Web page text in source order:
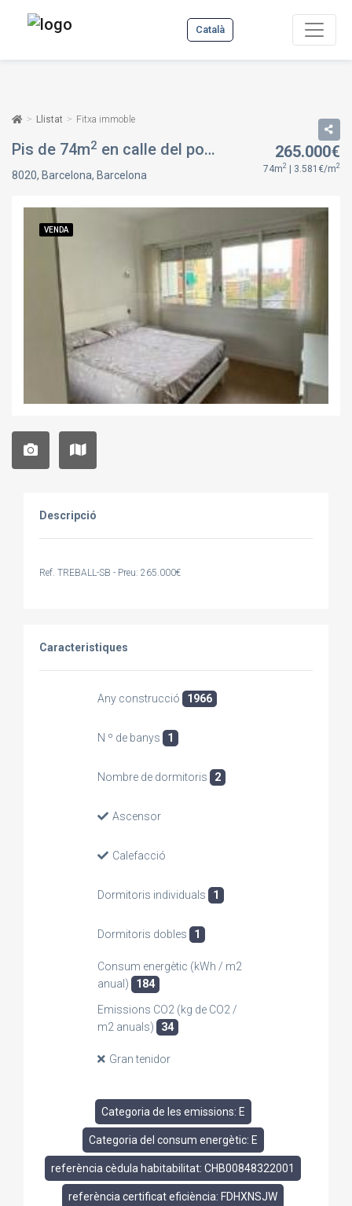
Català
Llistat Fitxa immoble
Pis de 74m2 en calle del pont del treball digne, en Barcelona, Sant Martí, Barcelona
8020, Barcelona, Barcelona
265.000€
74m2 | 3.581€/m2
VENDA
Descripció
Ref. TREBALL-SB - Preu: 265.000€
Caracteristiques
Any construcció 1966
N º de banys 1
Nombre de dormitoris 2
Ascensor
Calefacció
Dormitoris individuals 1
Dormitoris dobles 1
Consum energètic (kWh / m2
anual)
184
Emissions CO2 (kg de CO2 /
m2 anuals)
34
Gran tenidor
Categoria de les emissions: E
Categoria del consum energètic: E
referència cèdula habitabilitat: CHB00848322001
referència certificat eficiència: FDHXNSJW